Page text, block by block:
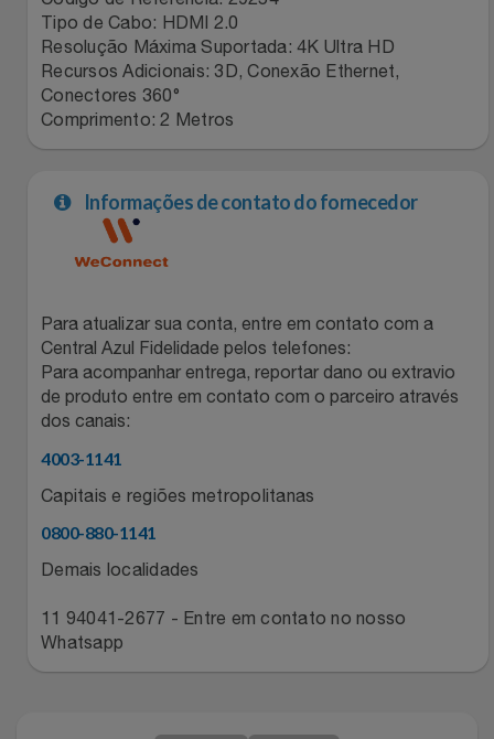
Tipo de Cabo: HDMI 2.0
Resolução Máxima Suportada: 4K Ultra HD
Recursos Adicionais: 3D, Conexão Ethernet,
Conectores 360°
Comprimento: 2 Metros
Informações de contato do fornecedor
Para atualizar sua conta, entre em contato com a
Central Azul Fidelidade pelos telefones:
Para acompanhar entrega, reportar dano ou extravio
de produto entre em contato com o parceiro através
dos canais:
4003-1141
Capitais e regiões metropolitanas
0800-880-1141
Demais localidades
11 94041-2677 - Entre em contato no nosso
Whatsapp